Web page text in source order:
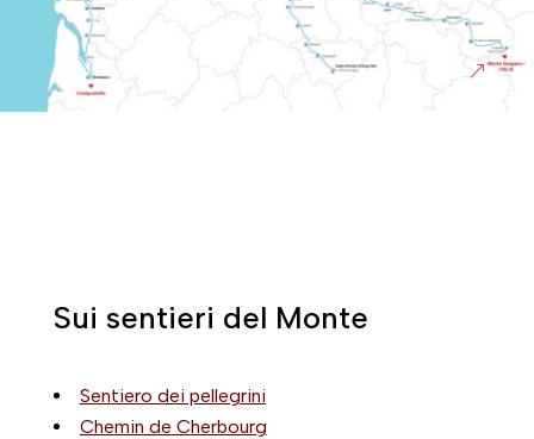
&
Sui sentieri del Monte
Sentiero dei pellegrini
Chemin de Cherbourg